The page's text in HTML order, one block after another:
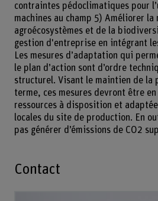
contraintes pédoclimatiques pour
machines au champ 5) Améliorer la
agroécosystèmes et de la
gestion d'entreprise en intégrant
Les mesures d’adaptation qui
le plan d’action sont d’ordre
structurel. Visant le maintien de la
terme, ces mesures devront être
ressources à disposition et
locales du site de production. En
pas générer d’émissions de CO2
Contact